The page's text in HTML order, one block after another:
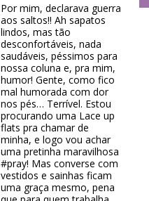
Por mim, declarava guerra
aos saltos!! Ah sapatos
lindos, mas tão
desconfortáveis, nada
saudáveis, péssimos para
nossa coluna e, pra mim,
humor! Gente, como fico
mal humorada com dor
nos pés… Terrível. Estou
procurando uma Lace up
flats pra chamar de
minha, e logo vou achar
uma pretinha maravilhosa
#pray! Mas converse com
vestidos e sainhas ficam
uma graça mesmo, pena